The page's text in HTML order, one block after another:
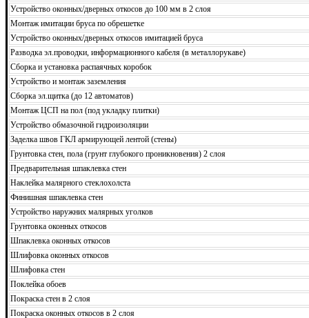
Устройство оконных/дверных откосов до 100 мм в 2 слоя
Монтаж имитации бруса по обрешетке
Устройство оконных/дверных откосов имитацией бруса
Разводка эл.проводки, информационного кабеля (в металлорукаве)
Сборка и установка распаячных коробок
Устройство и монтаж заземления
Сборка эл.щитка (до 12 автоматов)
Монтаж ЦСП на пол (под укладку плитки)
Устройство обмазочной гидроизоляции
Заделка швов ГКЛ армирующей лентой (стены)
Грунтовка стен, пола (грунт глубокого проникновения) 2 слоя
Предварительная шпаклевка стен
Наклейка малярного стеклохолста
Финишная шпаклевка стен
Устройство наружних малярных уголков
Грунтовка оконных откосов
Шпаклевка оконных откосов
Шлифовка оконных откосов
Шлифовка стен
Поклейка обоев
Покраска стен в 2 слоя
Покраска оконных откосов в 2 слоя